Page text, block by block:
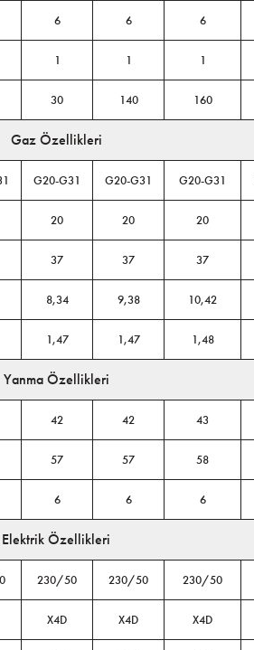
6 6 6
1 1 1
30 140 160
Gaz Özellikleri
G20-G31 G20-G31 G20-G31
20 20 20
37 37 37
8,34 9,38 10,42
1,47 1,47 1,48
Yanma Özellikleri
42 42 43
57 57 58
6 6 6
Elektrik Özellikleri
230/50 230/50 230/50
X4D X4D X4D